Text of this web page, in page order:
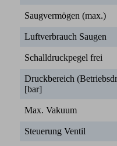
Saugvermögen (max.)
Luftverbrauch Saugen
Schalldruckpegel frei
Druckbereich
[bar]
Max. Vakuum
Steuerung Ventil